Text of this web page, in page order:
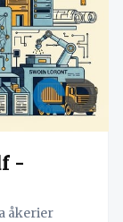
-
åkerier